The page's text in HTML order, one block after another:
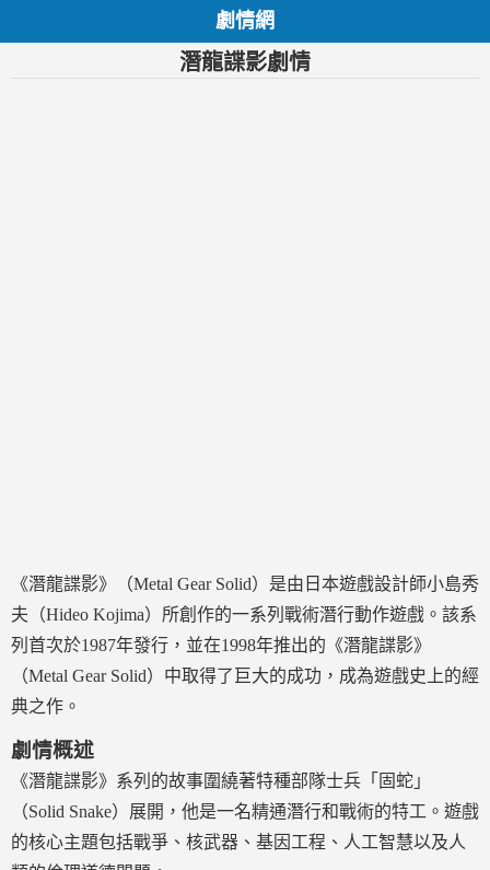
劇情網
潛龍諜影劇情
《潛龍諜影》（Metal Gear Solid）是由日本遊戲設計師小島秀
夫（Hideo Kojima）所創作的一系列戰術潛行動作遊戲。該系
列首次於1987年發行，並在1998年推出的《潛龍諜影》
（Metal Gear Solid）中取得了巨大的成功，成為遊戲史上的經
典之作。
劇情概述
《潛龍諜影》系列的故事圍繞著特種部隊士兵「固蛇」
（Solid Snake）展開，他是一名精通潛行和戰術的特工。遊戲
的核心主題包括戰爭、核武器、基因工程、人工智慧以及人